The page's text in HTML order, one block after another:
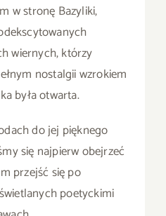
w stronę Bazyliki,
wiernych, którzy
nostalgii wzrokiem
była otwarta.
do jej pięknego
się najpierw obejrzeć
przejść się po
poetyckimi